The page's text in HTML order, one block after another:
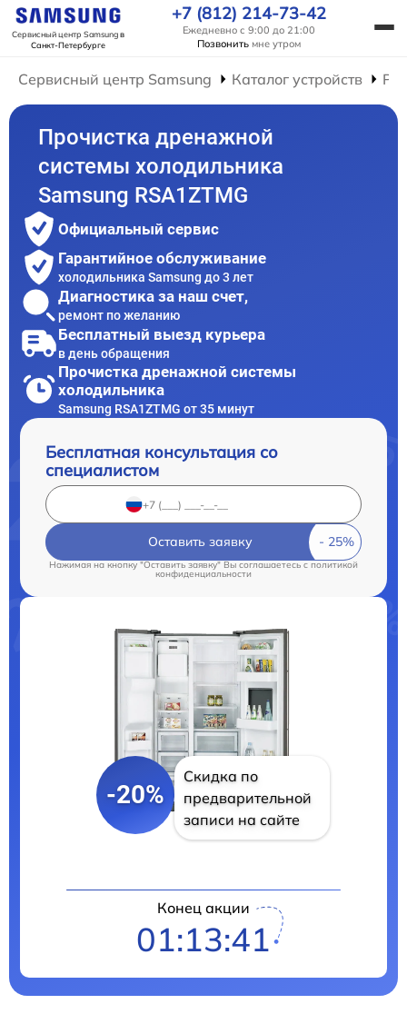
Сервисный центр Samsungв
Санкт-Петербурге
+7 (812) 214-73-42
Ежедневно с 9:00 до 21:00
Позвонить мне утром
Сервисный центр Samsung Каталог устройств
Прочистка дренажной
системы холодильника
Samsung RSA1ZTMG
Официальный сервис
Гарантийное обслуживание
холодильника Samsung до 3 лет
Диагностика за наш счет,
ремонт по желанию
Бесплатный выезд курьера
в день обращения
Прочистка дренажной системы
холодильника
Samsung RSA1ZTMG от 35 минут
Бесплатная консультация со
специалистом
Оставить заявку
Нажимая на кнопку "Оставить заявку" Вы соглашаетесь c политикой
конфиденциальности
-20%
Скидка по
предварительной
записи на сайте
Конец акции
01:13:41